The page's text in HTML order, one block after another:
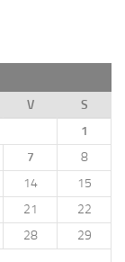
V
S
1
7
8
14
15
21
22
28
29